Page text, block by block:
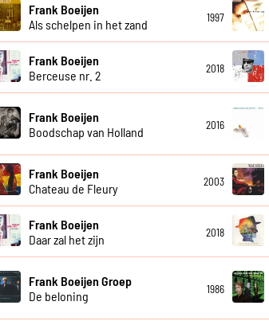
Frank Boeijen
Als schelpen in het zand
1997
Frank Boeijen
Berceuse nr. 2
2018
Frank Boeijen
Boodschap van Holland
2016
Frank Boeijen
Chateau de Fleury
2003
Frank Boeijen
Daar zal het zijn
2018
Frank Boeijen Groep
De beloning
1986